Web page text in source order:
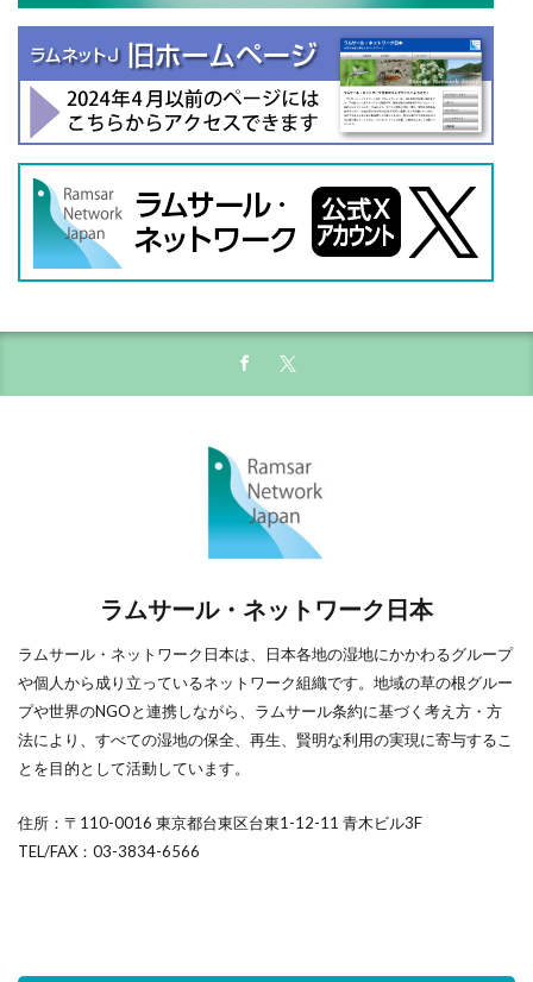
ラムサール・ネットワーク日本
ラムサール・ネットワーク日本は、日本各地の湿地にかかわるグループ
や個人から成り立っているネットワーク組織です。地域の草の根グルー
プや世界のNGOと連携しながら、ラムサール条約に基づく考え方・方
法により、すべての湿地の保全、再生、賢明な利用の実現に寄与するこ
とを目的として活動しています。
住所：〒110-0016 東京都台東区台東1-12-11 青木ビル3F
TEL/FAX：03-3834-6566